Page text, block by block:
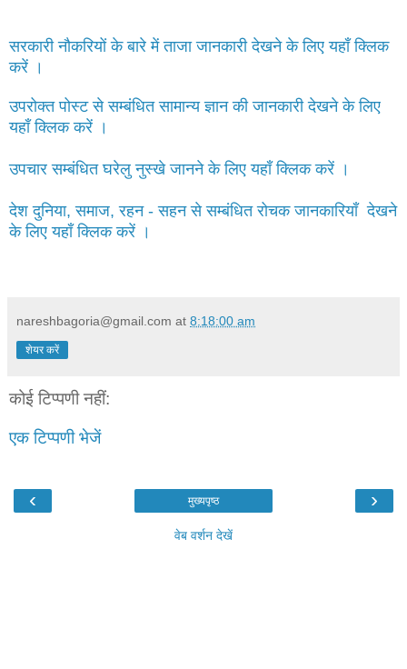
सरकारी नौकरियों के बारे में ताजा जानकारी देखने के लिए यहाँ क्लिक
करें ।
उपरोक्त पोस्ट से सम्बंधित सामान्य ज्ञान की जानकारी देखने के लिए
यहाँ क्लिक करें ।
उपचार सम्बंधित घरेलु नुस्खे जानने के लिए यहाँ क्लिक करें ।
देश दुनिया, समाज, रहन - सहन से सम्बंधित रोचक जानकारियाँ देखने
के लिए यहाँ क्लिक करें ।
nareshbagoria@gmail.com at 8:18:00 am
शेयर करें
कोई टिप्पणी नहीं:
एक टिप्पणी भेजें
‹ ›
मुख्यपृष्ठ
वेब वर्शन देखें